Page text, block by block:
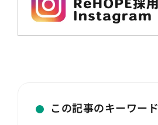
この記事のキーワード